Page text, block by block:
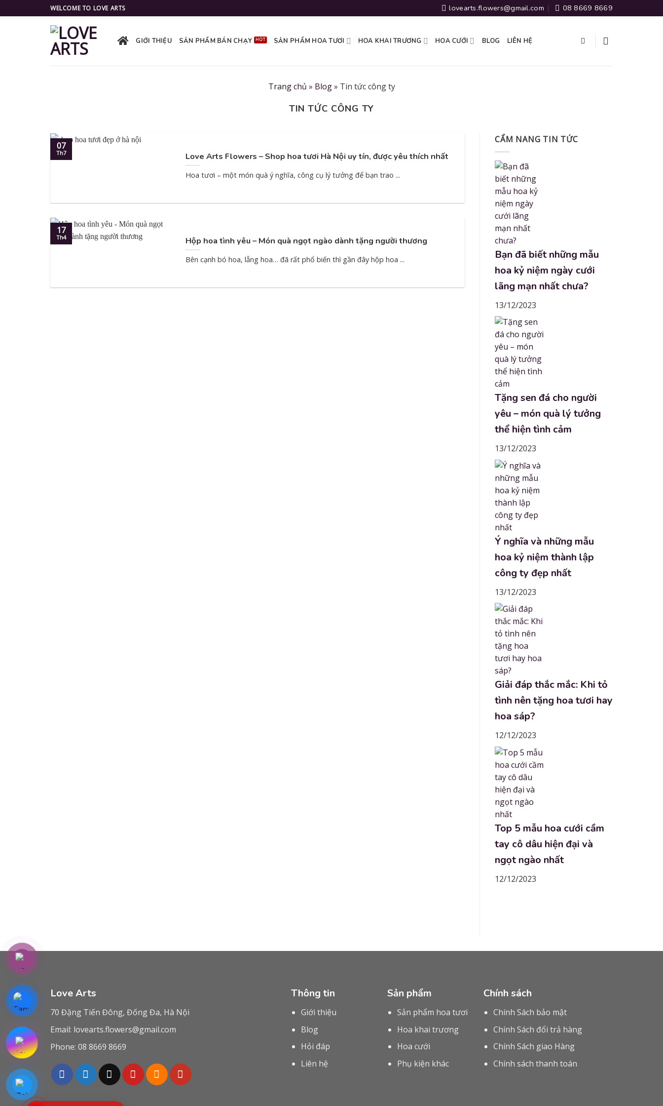
to
WELCOME TO LOVE ARTS lovearts.flowers@gmail.com 08 8669 8669
GIỚI THIỆU SẢN PHẨM BÁN CHẠY SẢN PHẨM HOA TƯƠI HOA KHAI TRƯƠNG HOA CƯỚI BLOG LIÊN HỆ
Trang chủ » Blog» Tin tức công ty
TIN TỨC CÔNG TY
Love Arts Flowers – Shop hoa tươi Hà Nội uy tín, được yêu thích nhất
Hoa tươi – một món quà ý nghĩa, công cụ lý tưởng để bạn trao ...
07
Th7
Hộp hoa tình yêu – Món quà ngọt ngào dành tặng người thương
Bên cạnh bó hoa, lẵng hoa… đã rất phổ biến thì gần đây hộp hoa ...
17
Th4
CẨM NANG TIN TỨC
Bạn đã biết những mẫu
hoa kỷ niệm ngày cưới
lãng mạn nhất chưa?
13/12/2023
Tặng sen đá cho người
yêu – món quà lý tưởng
thể hiện tình cảm
13/12/2023
Ý nghĩa và những mẫu
hoa kỷ niệm thành lập
công ty đẹp nhất
13/12/2023
Giải đáp thắc mắc: Khi tỏ
tình nên tặng hoa tươi hay
hoa sáp?
12/12/2023
Top 5 mẫu hoa cưới cầm
tay cô dâu hiện đại và
ngọt ngào nhất
12/12/2023
Love Arts
70 Đặng Tiến Đông, Đống Đa, Hà Nội
Email: lovearts.flowers@gmail.com
Phone: 08 8669 8669
Thông tin
Giới thiệu
Blog
Hỏi đáp
Liên hệ
Sản phẩm
Sản phẩm hoa tươi
Hoa khai trương
Hoa cưới
Phụ kiện khác
Chính sách
Chính Sách bảo mật
Chính Sách đổi trả hàng
Chính Sách giao Hàng
Chính sách thanh toán